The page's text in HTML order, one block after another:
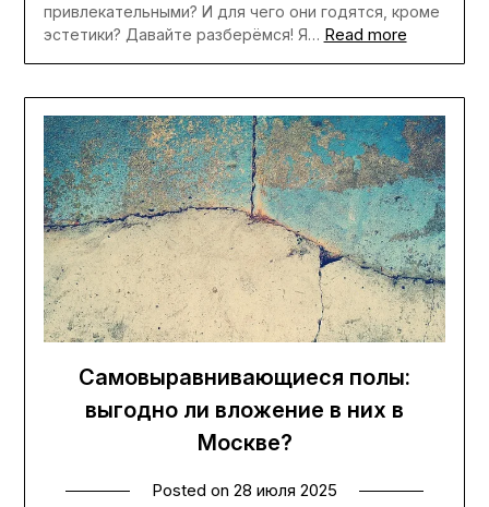
привлекательными? И для чего они годятся, кроме
эстетики? Давайте разберёмся! Я… Read more
Самовыравнивающиеся полы:
выгодно ли вложение в них в
Москве?
Posted on 28 июля 2025